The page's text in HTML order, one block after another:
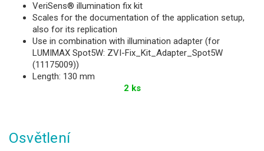
VeriSens® illumination fix kit
Scales for the documentation of the application setup,
also for its replication
Use in combination with illumination adapter (for
LUMIMAX Spot5W: ZVI-Fix_Kit_Adapter_Spot5W
(11175009))
Length: 130 mm
2 ks
Osvětlení